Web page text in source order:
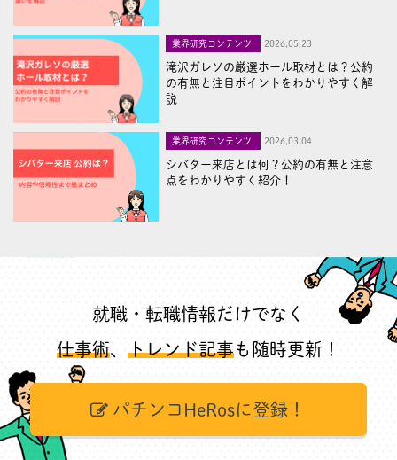
業界研究コンテンツ 2026,05,23
滝沢ガレソの厳選ホール取材とは？公約
の有無と注目ポイントをわかりやすく解
説
業界研究コンテンツ 2026,03,04
シバター来店とは何？公約の有無と注意
点をわかりやすく紹介！
就職・転職情報だけでなく
仕事術、 トレンド記事も随時更新！
パチンコHeRosに登録！